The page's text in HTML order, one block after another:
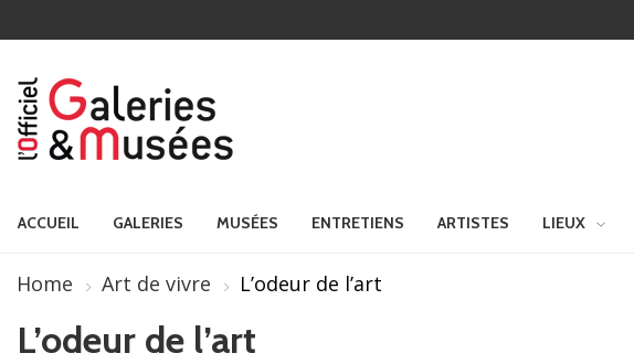
ACCUEIL GALERIES MUSÉES ENTRETIENS ARTISTES LIEUX
Home Art de vivre L’odeur de l’art
L’odeur de l’art